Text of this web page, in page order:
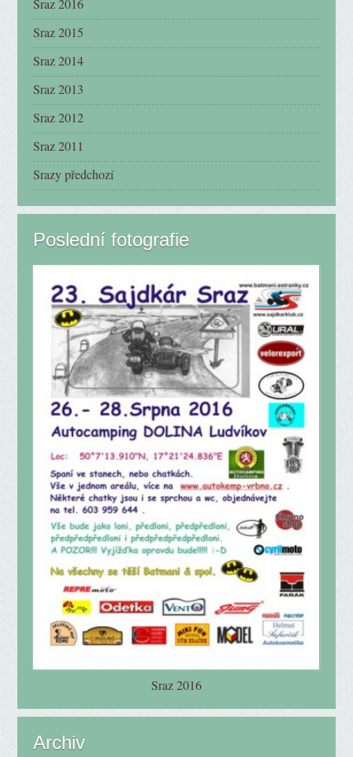
Sraz 2015
Sraz 2014
Sraz 2013
Sraz 2012
Sraz 2011
Srazy předchozí
Poslední fotografie
Sraz 2016
Archiv